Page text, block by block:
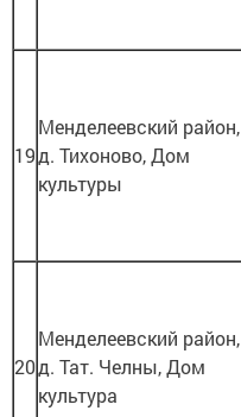
19
Менделеевский район,
д. Тихоново, Дом
культуры
20
Менделеевский район,
д. Тат. Челны, Дом
культура